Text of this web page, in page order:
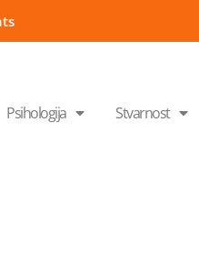
Psihologija Stvarnost